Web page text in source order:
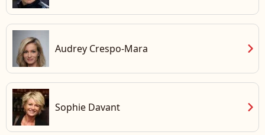
Audrey Crespo-Mara chevron_right
Sophie Davant chevron_right